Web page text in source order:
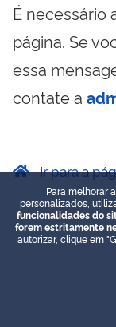
É necessário
página. Se
essa
contate a
Ir para a
Para melhorar
personalizados,
funcionalidades do
forem estritamente
autorizar, clique em